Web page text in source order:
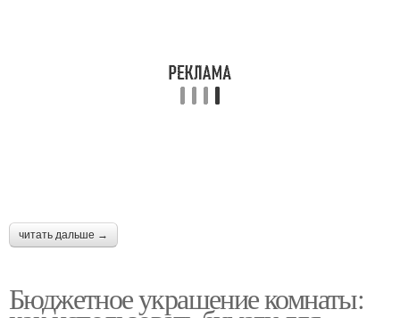
читать дальше →
Бюджетное украшение комнаты: